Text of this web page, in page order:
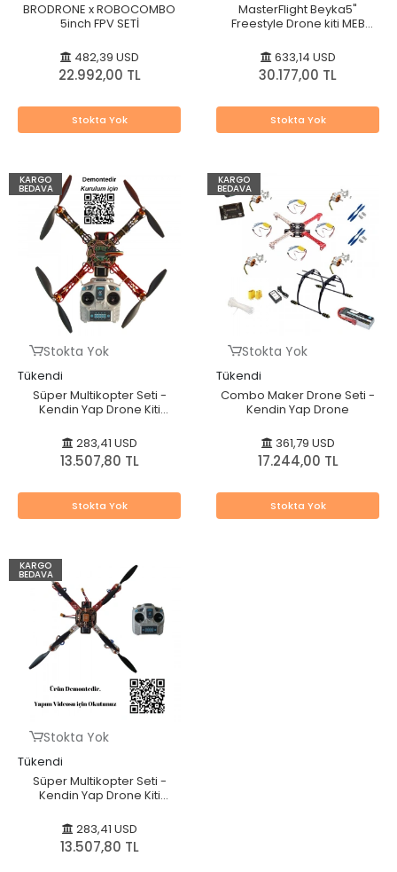
BRODRONE x ROBOCOMBO
5inch FPV SETİ
482,39 USD
22.992,00 TL
Stokta Yok
MasterFlight Beyka5"
Freestyle Drone kiti MEB
633,14 USD
30.177,00 TL
Stokta Yok
KARGO
BEDAVA
Stokta Yok
Tükendi
Süper Multikopter Seti -
Kendin Yap Drone Kiti
283,41 USD
13.507,80 TL
Stokta Yok
KARGO
BEDAVA
Stokta Yok
Tükendi
Combo Maker Drone Seti -
Kendin Yap Drone
361,79 USD
17.244,00 TL
Stokta Yok
KARGO
BEDAVA
Stokta Yok
Tükendi
Süper Multikopter Seti -
Kendin Yap Drone Kiti
283,41 USD
13.507,80 TL